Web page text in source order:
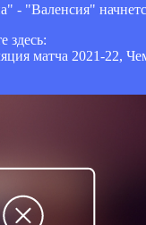
- "Валенсия"
здесь:
матча 2021-22,